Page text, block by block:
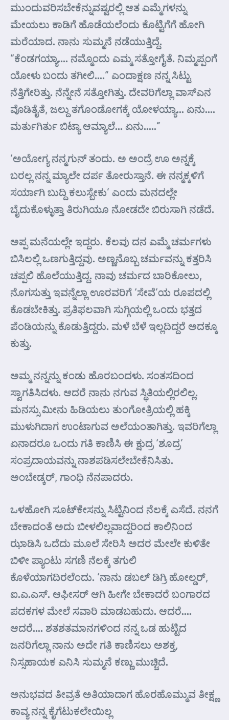
ಮುಂದುವರಿಸಬೇಕೆನ್ನುವಷ್ಟರಲ್ಲಿ ಆತ ಎಮ್ಮೆಗಳನ್ನು
ಮೇಯಲು ಕಾಡಿಗೆ ಹೊಡೆಯಲೆಂದು ಕೊಟ್ಟಿಗೆಗೆ ಹೋಗಿ
ಮರೆಯಾದ. ನಾನು ಸುಮ್ಮನೆ ನಡೆಯುತ್ತಿದ್ದೆ.
“ಕೆಂಡಗಯ್ಯಾ…. ನಮ್ಮೊಂದು ಎಮ್ಮ ಸತ್ತೋಗೈತೆ. ನಿಮ್ಮಪ್ಪಂಗೆ
ಯೋಳು ಬಂದು ತಗೀಲಿ….” ಎಂದಾಕ್ಷಣ ನನ್ನ ಸಿಟ್ಟು
ನೆತ್ತಿಗೇರಿತ್ತು. ನೆನ್ನೇನೆ ಸತ್ತೋಗಿತ್ತು. ದೇವರಿಗೆಲ್ಲಾ ವಾಸ್ಎನ
ವೊಡಿತೈತೆ, ಜಲ್ದು ತಗೊಂಡೋಗಕ್ಕೆ ಯೋಳಯ್ಯಾ… ಏನು….
ಮರ್ತುಗಿರ್ತು ಬಿಟ್ಯಾ ಆಮ್ಯಾಲೆ… ಏನು…..”
‘ಅಯೋಗ್ಯ ನನ್ಮಗುನ್ ತಂದು. ಅ ಅಂದ್ರೆ ಊ ಅನ್ನಕ್ಕೆ
ಬರಲ್ಲ ನನ್ನ ಮ್ಯಾಲೇ ದರ್ಪ ತೋರುಸ್ತಾನೆ. ಈ ನನ್ಮಕ್ಕಳಿಗೆ
ಸರ್ಯಾಗಿ ಬುದ್ದಿ ಕಲುಸ್ಬೇಕು’ ಎಂದು ಮನದಲ್ಲೇ
ಬೈದುಕೊಳ್ಳುತ್ತಾ ತಿರುಗಿಯೂ ನೋಡದೇ ಬಿರುಸಾಗಿ ನಡೆದೆ.
ಅಪ್ಪ ಮನೆಯಲ್ಲೇ ಇದ್ದರು. ಕೆಲವು ದನ ಎಮ್ಮೆ ಚರ್ಮಗಳು
ಬಿಸಿಲಲ್ಲಿ ಒಣಗುತ್ತಿದ್ದವು. ಅಣ್ಣನೊಬ್ಬ ಚರ್ಮವನ್ನು ಕತ್ತರಿಸಿ
ಚಪ್ಪಲಿ ಹೊಲೆಯುತ್ತಿದ್ದ. ನಾವು ಚರ್ಮದ ಬಾರಿಕೋಲು,
ನೊಗಸುತ್ತು ಇವನ್ನೆಲ್ಲಾ ಊರವರಿಗೆ ‘ಸೇವೆ’ಯ ರೂಪದಲ್ಲಿ
ಕೊಡಬೇಕಿತ್ತು. ಪ್ರತಿಫಲವಾಗಿ ಸುಗ್ಗಿಯಲ್ಲಿ ಒಂದು ಭತ್ತದ
ಪೆಂಡಿಯನ್ನು ಕೊಡುತ್ತಿದ್ದರು. ಮಳೆ ಬೆಳೆ ಇಲ್ಲದಿದ್ದರೆ ಅದಕ್ಕೂ
ಕುತ್ತು.
ಅಮ್ಮ ನನ್ನನ್ನು ಕಂಡು ಹೊರಬಂದಳು. ಸಂತಸದಿಂದ
ಸ್ವಾಗತಿಸಿದಳು. ಆದರೆ ನಾನು ನಗುವ ಸ್ಥಿತಿಯಲ್ಲಿರಲಿಲ್ಲ.
ಮನಸ್ಸು ಮೀನು ಹಿಡಿಯಲು ತುಂಗೋತ್ರಿಯಲ್ಲಿ ಹಕ್ಕಿ
ಮುಳುಗಿದಾಗ ಉಂಟಾಗುವ ಅಲೆಯಂತಾಗಿತ್ತು. ಇವರಿಗೆಲ್ಲಾ
ಏನಾದರೂ ಒಂದು ಗತಿ ಕಾಣಿಸಿ ಈ ಕ್ಷುದ್ರ ‘ಶೂದ್ರ’
ಸಂಪ್ರದಾಯವನ್ನು ನಾಶಪಡಿಸಲೇಬೇಕೆನಿಸಿತು.
ಅಂಬೇಡ್ಕರ್, ಗಾಂಧಿ ನೆನಪಾದರು.
ಒಳಹೋಗಿ ಸೂಟ್‌ಕೇಸನ್ನು ಸಿಟ್ಟಿನಿಂದ ನೆಲಕ್ಕೆ ಎಸೆದೆ. ನನಗೆ
ಬೇಕಾದಂತೆ ಅದು ಬೀಳಲಿಲ್ಲವಾದ್ದರಿಂದ ಕಾಲಿನಿಂದ
ಝಾಡಿಸಿ ಒದೆದು ಮೂಲೆ ಸೇರಿಸಿ ಅದರ ಮೇಲೇ ಕುಳಿತೇ
ಬಿಳೀ ಪ್ಯಾಂಟು ಸಗಣಿ ನೆಲಕ್ಕೆ ತಗುಲಿ
ಕೊಳೆಯಾಗದಿರಲೆಂದು. ‘ನಾನು ಡಬಲ್ ಡಿಗ್ರಿ ಹೋಲ್ಡರ್,
ಐ.ಎ.ಎಸ್. ಆಫೀಸರ್ ಆಗಿ ಹೀಗೇ ಬೇಕಾದರೆ ಬಂಗಾರದ
ಪದಕಗಳ ಮೇಲೆ ಸವಾರಿ ಮಾಡಬಹುದು. ಆದರೆ….
ಆದರೆ…. ಶತಶತಮಾನಗಳಿಂದ ನನ್ನ ಒಡ ಹುಟ್ಟಿದ
ಜನರಿಗೆಲ್ಲಾ ನಾನು ಅದೇ ಗತಿ ಕಾಣಿಸಲು ಅಶಕ್ತ,
ನಿಸ್ಸಹಾಯಕ ಎನಿಸಿ ಸುಮ್ಮನೆ ಕಣ್ಣು ಮುಚ್ಚಿದೆ.
ಅನುಭವದ ತೀವ್ರತೆ ಅತಿಯಾದಾಗ ಹೊರಹೊಮ್ಮುವ ತೀಕ್ಷ್ಣ
ಕಾವ್ಯ ನನ್ನ ಕೈಗೆಟುಕಲೇಯಿಲ್ಲ